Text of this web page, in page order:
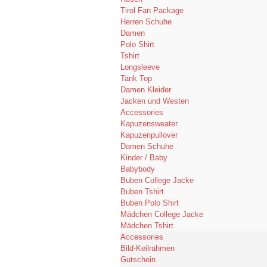
Tirol Fan Package
Herren Schuhe
Damen
Polo Shirt
Tshirt
Longsleeve
Tank Top
Damen Kleider
Jacken und Westen
Accessories
Kapuzensweater
Kapuzenpullover
Damen Schuhe
Kinder / Baby
Babybody
Buben College Jacke
Buben Tshirt
Buben Polo Shirt
Mädchen College Jacke
Mädchen Tshirt
Accessories
Bild-Keilrahmen
Gutschein